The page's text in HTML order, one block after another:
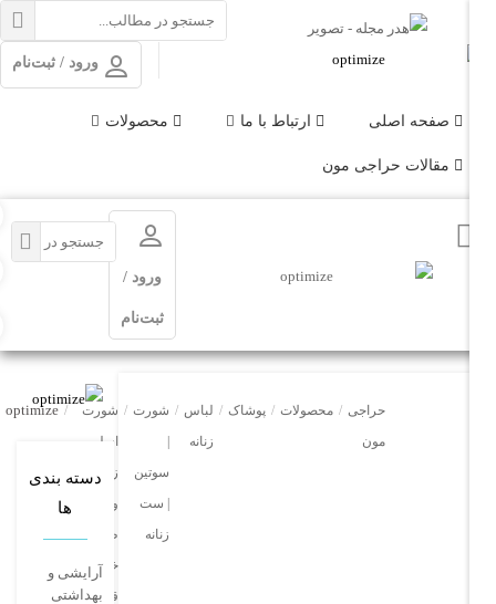
ورود / ثبت‌نام
صفحه اصلی ارتباط با ما محصولات
مقالات حراجی مون
/ محصولات / پوشاک / لباس / شورت
|
/ شورت
زنانه
وارداتی
طرح
خرگوش
/
optimize
دسته بندی
ها
آرایشی و
بهداشتی